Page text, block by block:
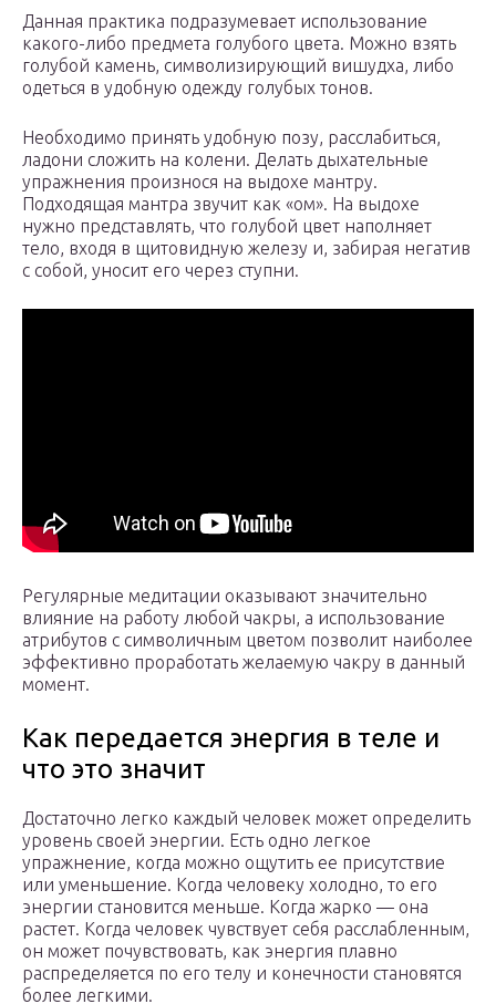
Данная практика подразумевает использование
какого-либо предмета голубого цвета. Можно взять
голубой камень, символизирующий вишудха, либо
одеться в удобную одежду голубых тонов.
Необходимо принять удобную позу, расслабиться,
ладони сложить на колени. Делать дыхательные
упражнения произнося на выдохе мантру.
Подходящая мантра звучит как «ом». На выдохе
нужно представлять, что голубой цвет наполняет
тело, входя в щитовидную железу и, забирая негатив
с собой, уносит его через ступни.
Регулярные медитации оказывают значительно
влияние на работу любой чакры, а использование
атрибутов с символичным цветом позволит наиболее
эффективно проработать желаемую чакру в данный
момент.
Как передается энергия в теле и
что это значит
Достаточно легко каждый человек может определить
уровень своей энергии. Есть одно легкое
упражнение, когда можно ощутить ее присутствие
или уменьшение. Когда человеку холодно, то его
энергии становится меньше. Когда жарко — она
растет. Когда человек чувствует себя расслабленным,
он может почувствовать, как энергия плавно
распределяется по его телу и конечности становятся
более легкими.